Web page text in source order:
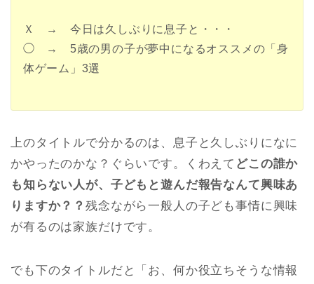
Ｘ → 今日は久しぶりに息子と・・・
◯ → 5歳の男の子が夢中になるオススメの「身
体ゲーム」3選
上のタイトルで分かるのは、息子と久しぶりになに
かやったのかな？ぐらいです。くわえて どこの誰か
も知らない人が、子どもと遊んだ報告なんて興味あ
りますか？？残念ながら一般人の子ども事情に興味
が有るのは家族だけです。
でも下のタイトルだと「お、何か役立ちそうな情報